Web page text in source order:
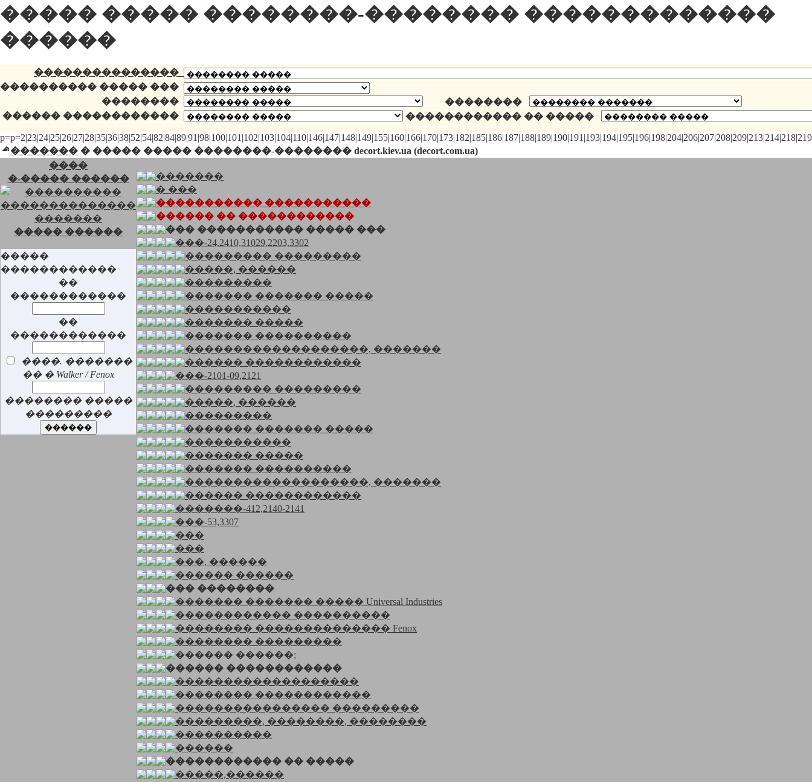
����� ����� ��������-�������� �������������
������
���������������
���������� ����� ���
��������
��������
������ ������������
������������ �� �����
������� � ����� ����� ��������-�������� decort.kiev.ua (decort.com.ua)
����
�-����� ������
����� ������
�����
������������
��
������������
��
������������
����. �������
�� � Walker / Fenox
�������� �����
���������
�������
� ���
����������� �����������
������ �� ������������
��� ����������� ����� ���
���-24,2410,31029,2203,3302
��������� ���������
�����, ������
���������
������� ������� �����
�����������
������� �����
������� ����������
�������������������, �������
������ ������������
���-2101-09,2121
��������� ���������
�����, ������
���������
������� ������� �����
�����������
������� �����
������� ����������
�������������������, �������
������ ������������
�������-412,2140-2141
���-53,3307
���
���
���, ������
������ ������
��� ��������
������� ������� ����� Universal Industries
������������ ����������
�������� �������������� Fenox
�������� ���������
������ ������;
������ ������������
�������������������
�������� ������������
���������������� ���������
���������, ��������, ��������
����������
������
������������ �� �����
�����,������